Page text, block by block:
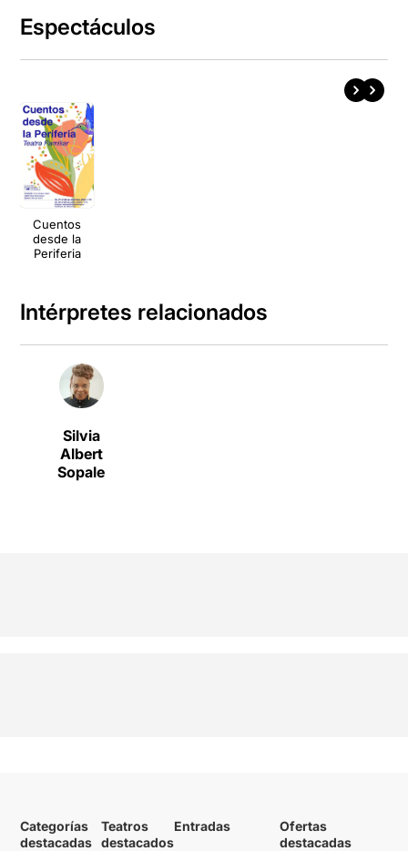
Espectáculos
Cuentos
desde la
Periferia
Intérpretes relacionados
Silvia
Albert
Sopale
Categorías
destacadas
Teatros
destacados
Entradas
Ofertas
destacadas